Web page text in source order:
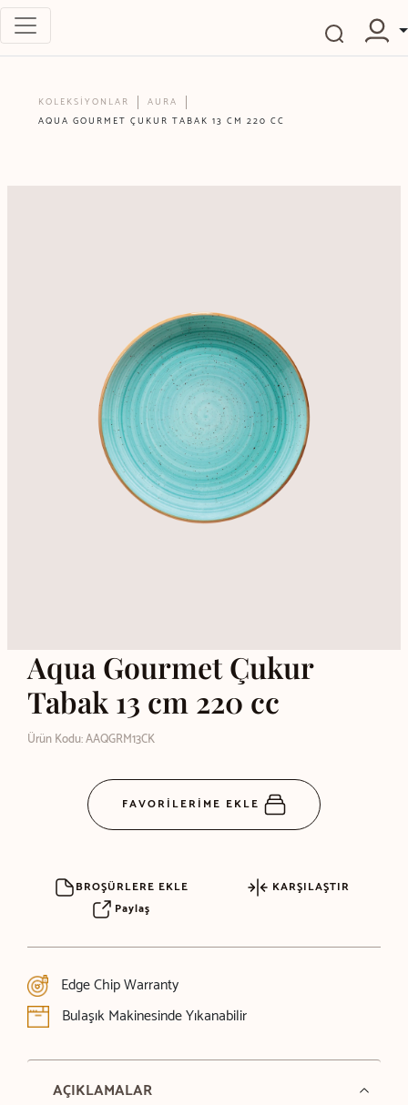
KOLEKSİYONLAR
AURA
AQUA GOURMET ÇUKUR TABAK 13 CM 220 CC
Aqua Gourmet Çukur
Tabak 13 cm 220 cc
Ürün Kodu: AAQGRM13CK
FAVORİLERİME EKLE
BROŞÜRLERE EKLE
KARŞILAŞTIR
Paylaş
Edge Chip Warranty
Bulaşık Makinesinde Yıkanabilir
AÇIKLAMALAR